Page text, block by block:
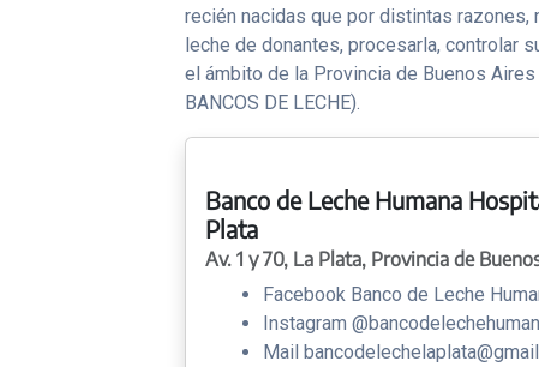
recién nacidas que por distintas
leche de donantes, procesarla, controlar
el ámbito de la Provincia de Buenos Aires
BANCOS DE LECHE).
Banco de Leche Humana
Plata
Av. 1 y 70, La Plata, Provincia de
Facebook Banco de Leche
Instagram
Mail